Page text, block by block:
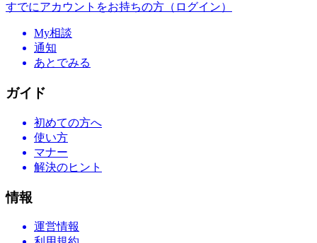
すでにアカウントをお持ちの方（ログイン）
My相談
通知
あとでみる
ガイド
初めての方へ
使い方
マナー
解決のヒント
情報
運営情報